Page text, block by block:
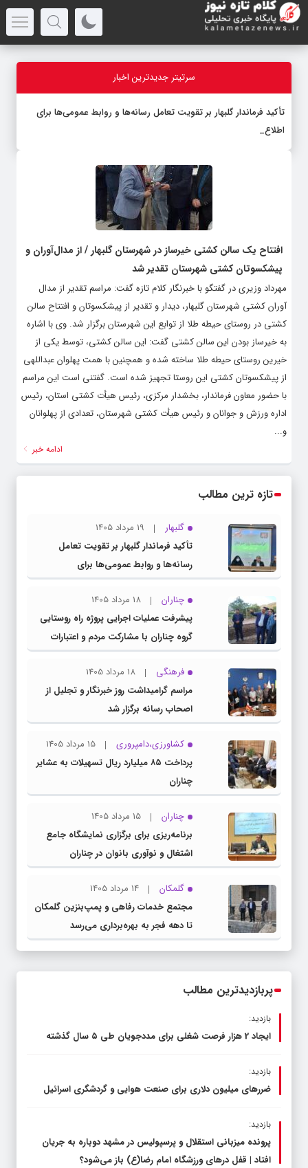
سرتیتر جدیدترین اخبار
تأکید فرماندار گلبهار بر تقویت تعامل رسانه‌ها و روابط عمومی‌ها برای
اطلاع‌رسان
افتتاح یک سالن کشتی خیرساز در شهرستان گلبهار / از مدال‌آوران و
پیشکسوتان کشتی شهرستان تقدیر شد
مهرداد وزیری در گفتگو با خبرنگار کلام تازه گفت: مراسم تقدیر از مدال
آوران کشتی شهرستان گلبهار، دیدار و تقدیر از پیشکسوتان و افتتاح سالن
کشتی در روستای حیطه طلا از توابع این شهرستان برگزار شد. وی با اشاره
به خیرساز بودن این سالن کشتی گفت: این سالن کشتی، توسط یکی از
خیرین روستای حیطه طلا ساخته شده و همچنین با همت پهلوان عبداللهی
از پیشکسوتان کشتی این روستا تجهیز شده است. گفتنی است این مراسم
با حضور معاون فرماندار، بخشدار مرکزی، رئیس هیأت کشتی استان، رئیس
اداره ورزش و جوانان و رئیس هیأت کشتی شهرستان، تعدادی از پهلوانان
و...
ادامه خبر
تازه ترین مطالب
گلبهار
19 مرداد 1405
تأکید فرماندار گلبهار بر تقویت تعامل
رسانه‌ها و روابط عمومی‌ها برای
اطلاع‌رسانی شفاف
چناران
18 مرداد 1405
پیشرفت عملیات اجرایی پروژه راه روستایی
گروه چناران با مشارکت مردم و اعتبارات
دولتی
فرهنگی
18 مرداد 1405
مراسم گرامیداشت روز خبرنگار و تجلیل از
اصحاب رسانه برگزار شد
کشاورزی،دامپروری
15 مرداد 1405
پرداخت ۸۵ میلیارد ریال تسهیلات به عشایر
چناران
چناران
15 مرداد 1405
برنامه‌ریزی برای برگزاری نمایشگاه جامع
اشتغال و نوآوری بانوان در چناران
گلمکان
14 مرداد 1405
مجتمع خدمات رفاهی و پمپ‌بنزین گلمکان
تا دهه فجر به بهره‌برداری می‌رسد
پربازدیدترین مطالب
بازدید:
ایجاد 2 هزار فرصت شغلی برای مددجویان طی ۵ سال گذشته
بازدید:
ضررهای میلیون دلاری برای صنعت هوایی و گردشگری اسرائیل
بازدید:
پرونده میزبانی استقلال و پرسپولیس در مشهد دوباره به جریان
افتاد | قفل در‌های ورزشگاه امام رضا(ع) باز می‌شود؟